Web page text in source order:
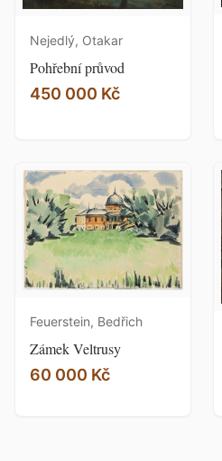
Nejedlý, Otakar
Pohřební průvod
450 000 Kč
Feuerstein, Bedřich
Zámek Veltrusy
60 000 Kč